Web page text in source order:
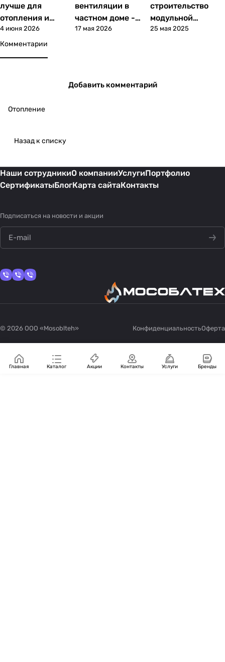
лучше для
отопления и
водоснабжения:
сравнение
4 июня 2026
вентиляции в
частном доме -
этапы, сроки,
17 мая 2026
строительство
модульной
котельной: этапы,
25 мая 2025
Комментарии
Добавить комментарий
Отопление
Назад к списку
Наши сотрудникиО компанииУслугиПортфолио
СертификатыБлогКарта сайтаКонтакты
Подписаться на новости и акции
КонфиденциальностьОферта
© 2026 OOO «Mosoblteh»
Главная Каталог Акции Контакты Услуги Бренды